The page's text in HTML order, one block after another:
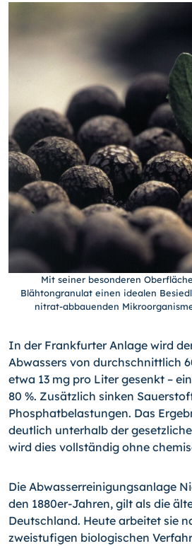
Mit seiner besonderen
Blähtongranulat einen idealen
nitrat-abbauenden
In der Frankfurter Anlage wird
Abwassers von durchschnittlich
etwa 13 mg pro Liter gesenkt –
80 %. Zusätzlich sinken
Phosphatbelastungen. Das
deutlich unterhalb der
wird dies vollständig ohne
Die Abwasserreinigungsanlage
den 1880er-Jahren, gilt als die
Deutschland. Heute arbeitet sie
zweistufigen biologischen